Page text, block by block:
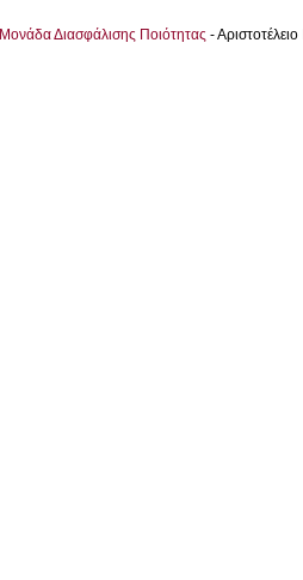
Μονάδα Διασφάλισης Ποιότητας -